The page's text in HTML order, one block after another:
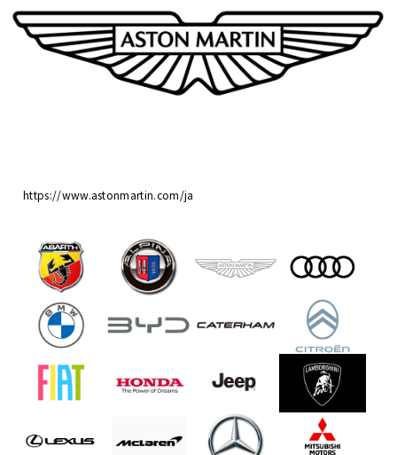
https://www.astonmartin.com/ja